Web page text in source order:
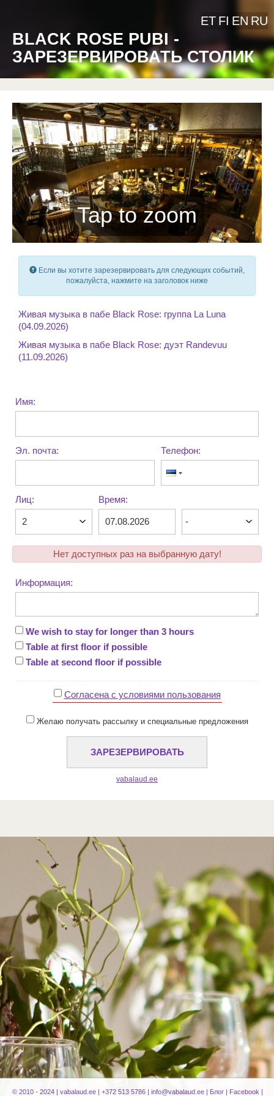
BLACK ROSE PUBI -
ЗАРЕЗЕРВИРОВАТЬ СТОЛИК
ET FI EN RU
Tap to zoom
Если вы хотите зарезервировать для следующих событий,
пожалуйста, нажмите на заголовок ниже
Живая музыка в пабе Black Rose: группа La Luna
(04.09.2026)
Живая музыка в пабе Black Rose: дуэт Randevuu
(11.09.2026)
Имя:
Эл. почта: Телефон:
Лиц: Время:
Нет доступных раз на выбранную дату!
Информация:
We wish to stay for longer than 3 hours
Table at first floor if possible
Table at second floor if possible
Cогласена с условиями пользования
Желаю получать рассылку и специальные предложения
vabalaud.ee
© 2010 - 2024 | vabalaud.ee | +372 513 5786 | info@vabalaud.ee | Блог | Facebook |